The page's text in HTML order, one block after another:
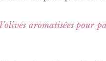
aromatisées pour